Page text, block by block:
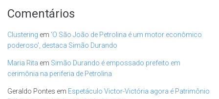
Comentários
Clustering em ‘O São João de Petrolina é um motor econômico
poderoso’, destaca Simão Durando
Maria Rita em Simão Durando é empossado prefeito em
cerimônia na periferia de Petrolina
Geraldo Pontes em Espetáculo Victor-Victória agora é Patrimônio